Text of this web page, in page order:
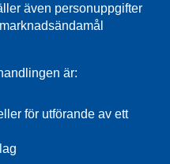
även personuppgifter
är:
för utförande av ett